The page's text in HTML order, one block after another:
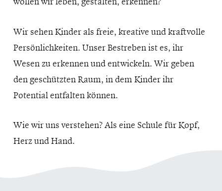
Wir sehen Kinder als freie, kreative und kraftvolle
Persönlichkeiten. Unser Bestreben ist es, ihr
Wesen zu erkennen und entwickeln. Wir geben
den geschützten Raum, in dem Kinder ihr
Potential entfalten können.
Wie wir uns verstehen? Als eine Schule für Kopf,
Herz und Hand.